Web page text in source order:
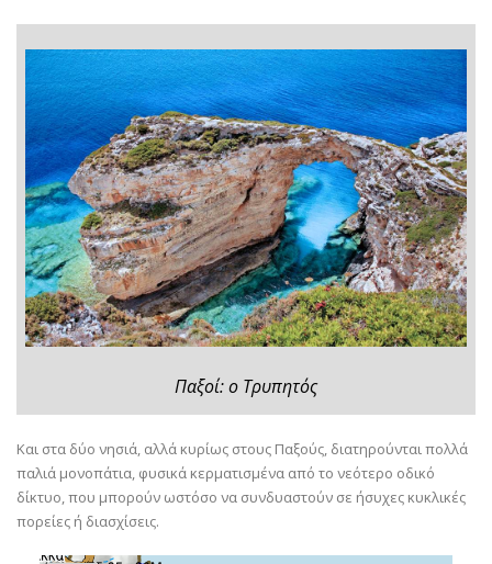
Παξοί: ο Τρυπητός
Και στα δύο νησιά, αλλά κυρίως στους Παξούς, διατηρούνται πολλά
παλιά μονοπάτια, φυσικά κερματισμένα από το νεότερο οδικό
δίκτυο, που μπορούν ωστόσο να συνδυαστούν σε ήσυχες κυκλικές
πορείες ή διασχίσεις.